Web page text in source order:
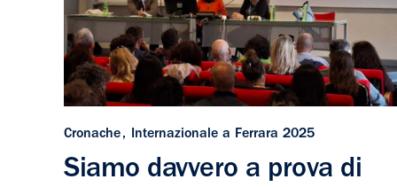
Cronache Internazionale a Ferrara 2025
Siamo davvero a prova di